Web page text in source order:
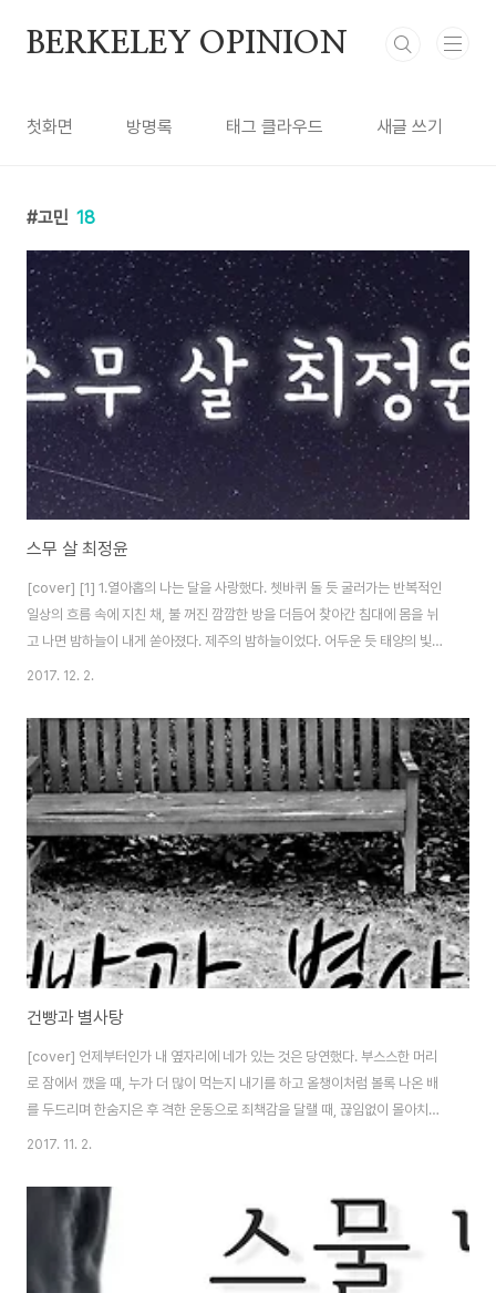
BERKELEY OPINION
첫화면 방명록 태그 클라우드 새글 쓰기
고민 18
스무 살 최정윤
[cover] [1] 1.열아홉의 나는 달을 사랑했다. 쳇바퀴 돌 듯 굴러가는 반복적인
일상의 흐름 속에 지친 채, 불 꺼진 깜깜한 방을 더듬어 찾아간 침대에 몸을 뉘
고 나면 밤하늘이 내게 쏟아졌다. 제주의 밤하늘이었다. 어두운 듯 태양의 빛을
살짝 머금고 있는 검은 하늘에 끝없이 펼쳐진 별들의 발자국, 그리고 외로운 달
루지 못하더라도 그다음 날 하늘에 달이 없으면 묘연한 그 행방을 고민하다 잠
이 들곤 하는. 나는 달에 많은 것을 말하고 많은 것을 보였다. 2.참, 돌이켜보면
그랬다. 열아홉의 나는 나의 밤하늘을 살짝 들췄을 때 내 머리 위로 쏟아지는 핑
크빛 구름, 따사로운 바람, 무지갯빛 오로라 따위의 아름다움을 사랑했다. ..
2017. 12. 2.
건빵과 별사탕
[cover] 언제부터인가 내 옆자리에 네가 있는 것은 당연했다. 부스스한 머리
로 잠에서 깼을 때, 누가 더 많이 먹는지 내기를 하고 올챙이처럼 볼록 나온 배
를 두드리며 한숨지은 후 격한 운동으로 죄책감을 달랠 때, 끊임없이 몰아치는
과제와 시험의 파도 속에서 허우적댈 때 그리고 아무것도 하기 싫어서 종일 잠
없이 우리 두 명은 서로의 4년간의 대학 생활을 가득 채울 수 있으리라 생각했
다. 하지만 순진했던 걸까 멍청했던 걸까. 언제나 너로 가득 차 있던 내 옆자리
가 공허해진 요즘, 그 텅 빈 자리를 바라보며 하루에도 수십 번씩 한숨을 쉬고
있는 나 자신을 매일 마주하고 있다. ‘롱디’ 그리고 ‘고무신’이라는 단어들을 별
2017. 11. 2.